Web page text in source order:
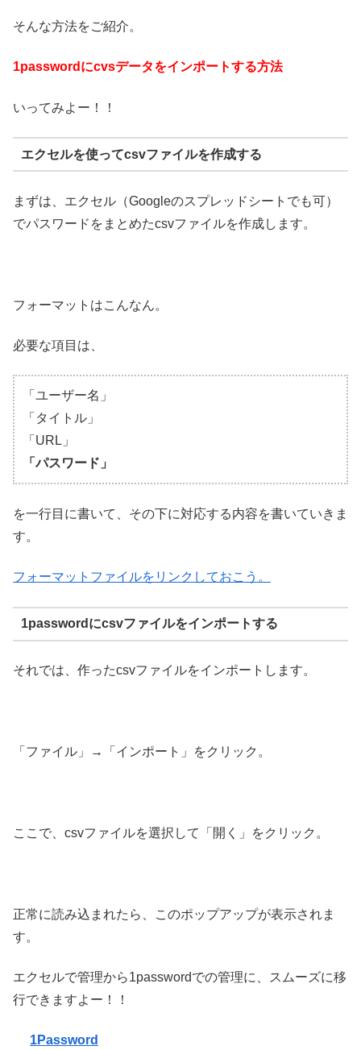
そんな方法をご紹介。
1passwordにcvsデータをインポートする方法
いってみよー！！
エクセルを使ってcsvファイルを作成する
まずは、エクセル（Googleのスプレッドシートでも可）
でパスワードをまとめたcsvファイルを作成します。
フォーマットはこんなん。
必要な項目は、
「ユーザー名」
「タイトル」
「URL」
「パスワード」
を一行目に書いて、その下に対応する内容を書いていきま
す。
フォーマットファイルをリンクしておこう。
1passwordにcsvファイルをインポートする
それでは、作ったcsvファイルをインポートします。
「ファイル」→「インポート」をクリック。
ここで、csvファイルを選択して「開く」をクリック。
正常に読み込まれたら、このポップアップが表示されま
す。
エクセルで管理から1passwordでの管理に、スムーズに移
行できますよー！！
1Password